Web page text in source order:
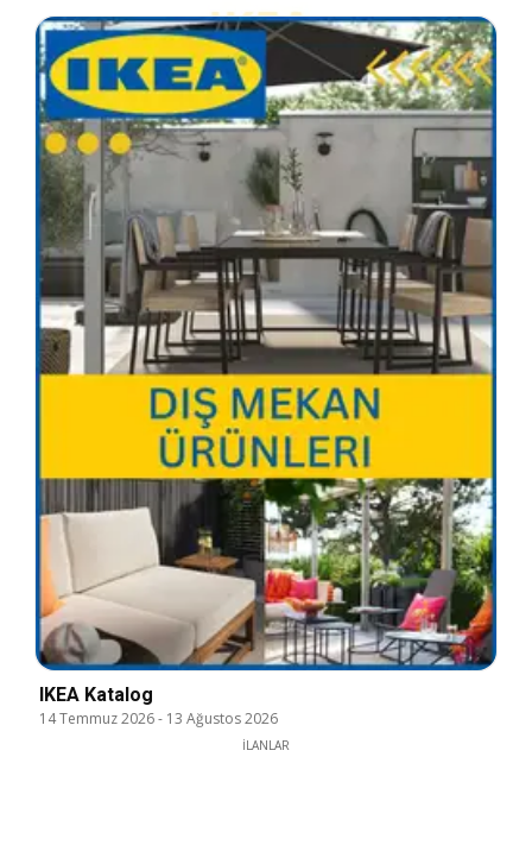
IKEA Katalog
14 Temmuz 2026- 13 Ağustos 2026
İLANLAR